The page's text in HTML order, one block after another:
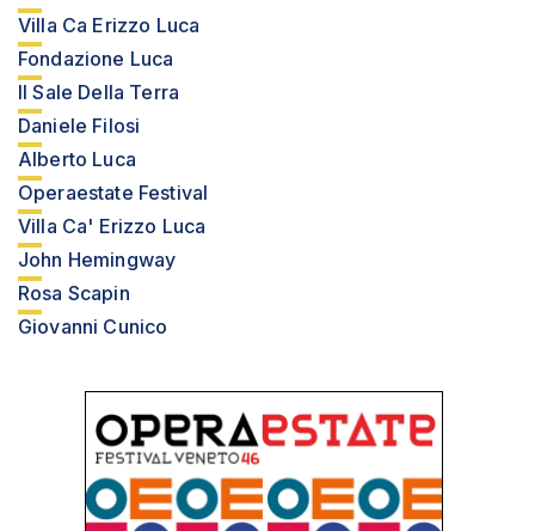
Villa Ca Erizzo Luca
Fondazione Luca
Il Sale Della Terra
Daniele Filosi
Alberto Luca
Operaestate Festival
Villa Ca' Erizzo Luca
John Hemingway
Rosa Scapin
Giovanni Cunico